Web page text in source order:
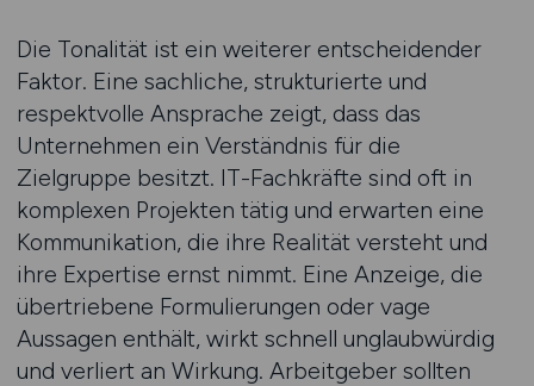
Die Tonalität ist ein weiterer entscheidender
Faktor. Eine sachliche, strukturierte und
respektvolle Ansprache zeigt, dass das
Unternehmen ein Verständnis für die
Zielgruppe besitzt. IT-Fachkräfte sind oft in
komplexen Projekten tätig und erwarten eine
Kommunikation, die ihre Realität versteht und
ihre Expertise ernst nimmt. Eine Anzeige, die
übertriebene Formulierungen oder vage
Aussagen enthält, wirkt schnell unglaubwürdig
und verliert an Wirkung. Arbeitgeber sollten